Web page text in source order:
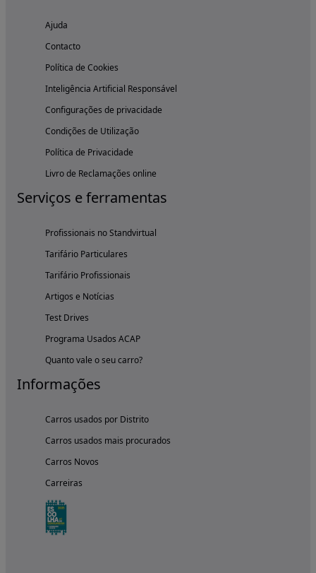
Ajuda
Contacto
Política de Cookies
Inteligência Artificial Responsável
Configurações de privacidade
Condições de Utilização
Política de Privacidade
Livro de Reclamações online
Serviços e ferramentas
Profissionais no Standvirtual
Tarifário Particulares
Tarifário Profissionais
Artigos e Notícias
Test Drives
Programa Usados ACAP
Quanto vale o seu carro?
Informações
Carros usados por Distrito
Carros usados mais procurados
Carros Novos
Carreiras